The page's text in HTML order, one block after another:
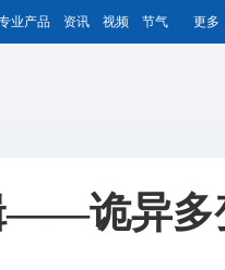
业产品 资讯 视频 节气 更多
——诡异多